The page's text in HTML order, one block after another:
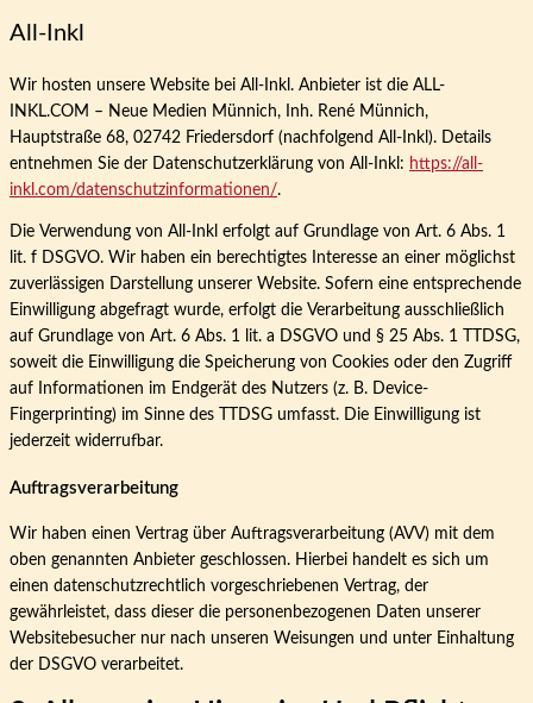
All-Inkl
Wir hosten unsere Website bei All-Inkl. Anbieter ist die ALL-
INKL.COM – Neue Medien Münnich, Inh. René Münnich,
Hauptstraße 68, 02742 Friedersdorf (nachfolgend All-Inkl). Details
entnehmen Sie der Datenschutzerklärung von All-Inkl: https://all-
inkl.com/datenschutzinformationen/.
Die Verwendung von All-Inkl erfolgt auf Grundlage von Art. 6 Abs. 1
lit. f DSGVO. Wir haben ein berechtigtes Interesse an einer möglichst
zuverlässigen Darstellung unserer Website. Sofern eine entsprechende
Einwilligung abgefragt wurde, erfolgt die Verarbeitung ausschließlich
auf Grundlage von Art. 6 Abs. 1 lit. a DSGVO und § 25 Abs. 1 TTDSG,
soweit die Einwilligung die Speicherung von Cookies oder den Zugriff
auf Informationen im Endgerät des Nutzers (z. B. Device-
Fingerprinting) im Sinne des TTDSG umfasst. Die Einwilligung ist
jederzeit widerrufbar.
Auftragsverarbeitung
Wir haben einen Vertrag über Auftragsverarbeitung (AVV) mit dem
oben genannten Anbieter geschlossen. Hierbei handelt es sich um
einen datenschutzrechtlich vorgeschriebenen Vertrag, der
gewährleistet, dass dieser die personenbezogenen Daten unserer
Websitebesucher nur nach unseren Weisungen und unter Einhaltung
der DSGVO verarbeitet.